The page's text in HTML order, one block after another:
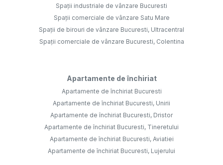
Spații industriale de vânzare Bucuresti
Spații comerciale de vânzare Satu Mare
Spații de birouri de vânzare Bucuresti, Ultracentral
Spații comerciale de vânzare Bucuresti, Colentina
Apartamente de închiriat
Apartamente de închiriat Bucuresti
Apartamente de închiriat Bucuresti, Unirii
Apartamente de închiriat Bucuresti, Dristor
Apartamente de închiriat Bucuresti, Tineretului
Apartamente de închiriat Bucuresti, Aviatiei
Apartamente de închiriat Bucuresti, Lujerului